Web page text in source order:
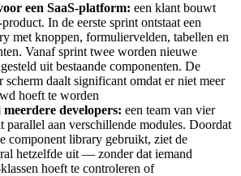
een SaaS-platform: een klant bouwt
In de eerste sprint ontstaat een
met knoppen, formuliervelden, tabellen en
Vanaf sprint twee worden nieuwe
uit bestaande componenten. De
daalt significant omdat er niet meer
hoeft te worden
developers: een team van vier
parallel aan verschillende modules. Doordat
component library gebruikt, ziet de
hetzelfde uit — zonder dat iemand
hoeft te controleren of